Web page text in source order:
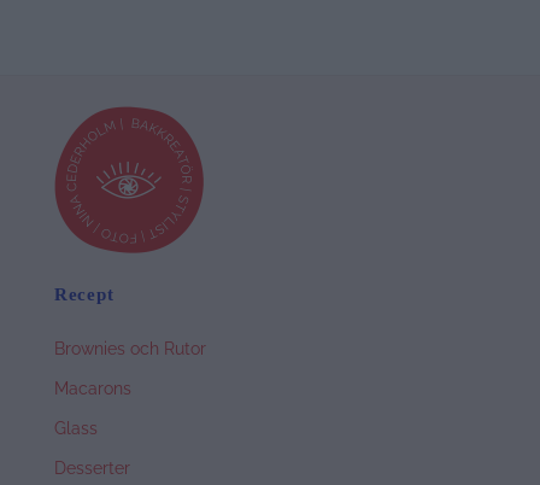
Recept
Brownies och Rutor
Macarons
Glass
Desserter